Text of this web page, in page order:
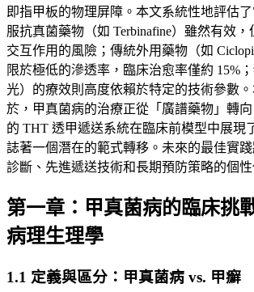
即指甲板的物理屏障。本文系統性地評估
服抗真菌藥物（如 Terbinafine）雖然有效
交互作用的風險；傳統外用藥物（如
限於極低的滲透率，臨床治愈率僅約 15%
光）的療效則高度依賴於特定的技術參數
於，甲真菌病的治療正從「廣譜藥物」轉
的 THT 透甲遞送系統在臨床前模型中展現
誌著一個潛在的範式轉移。未來的最佳實
診斷、先進遞送技術和長期預防策略的個性
第一章：甲真菌病的臨床挑
病理生理學
1.1 定義與區分：甲真菌病 vs. 甲癬